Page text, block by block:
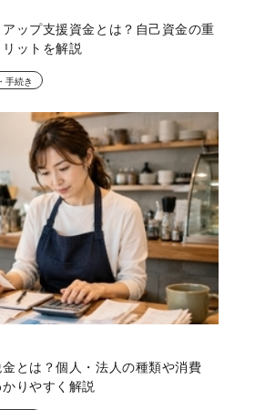
ップ支援資金とは？自己資金の重
ットを解説
手続き
とは？個人・法人の種類や消費
りやすく解説